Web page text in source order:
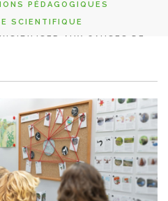
PÉDAGOGIQUES
SCIENTIFIQUE
AUX CAUSES DE